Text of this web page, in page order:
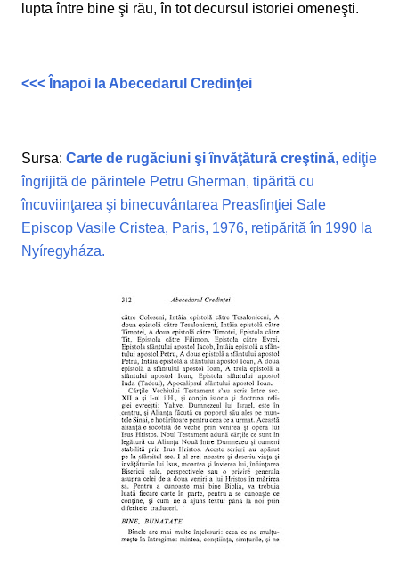
lupta între bine şi rău, în tot decursul istoriei omeneşti.
<<< Înapoi la Abecedarul Credinţei
Sursa: Carte de rugăciuni şi învăţătură creştină, ediţie
îngrijită de părintele Petru Gherman, tipărită cu
încuviinţarea şi binecuvântarea Preasfinţiei Sale
Episcop Vasile Cristea, Paris, 1976, retipărită în 1990 la
Nyíregyháza.